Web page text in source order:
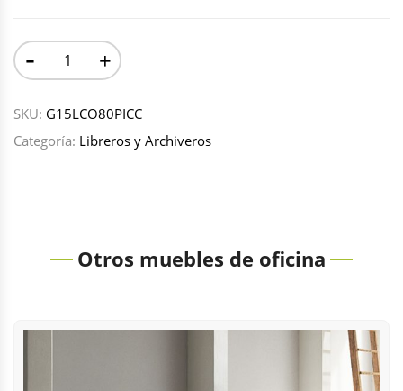
- +
SKU: G15LCO80PICC
Categoría: Libreros y Archiveros
Otros muebles de oficina